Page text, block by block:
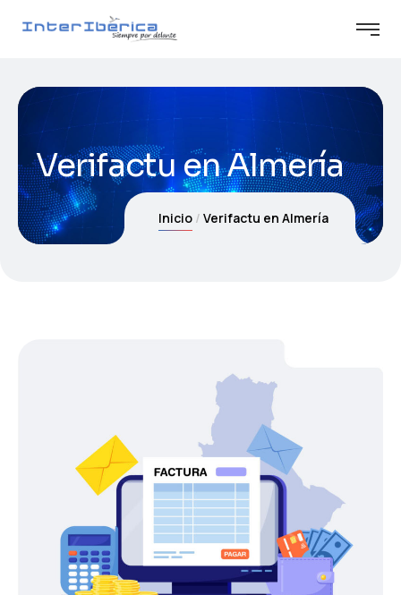
Verifactu en Almería
Inicio Verifactu en Almería